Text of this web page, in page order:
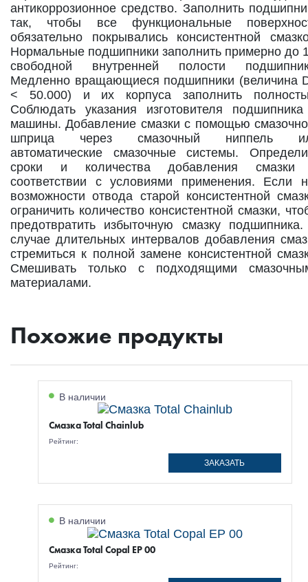
антикоррозионное средство. Заполнить
так, чтобы все функциональные
обязательно покрывались консистентной
Нормальные подшипники заполнить примерно до
свободной внутренней полости
Медленно вращающиеся подшипники (величина
< 50.000) и их корпуса заполнить
Соблюдать указания изготовителя
машины. Добавление смазки с помощью
шприца через смазочный ниппель
автоматические смазочные системы.
сроки и количества добавления
соответствии с условиями применения. Если
возможности отвода старой консистентной
ограничить количество консистентной смазки,
предотвратить избыточную смазку
случае длительных интервалов добавления
стремиться к полной замене консистентной
Смешивать только с подходящими
материалами.
Похожие продукты
В наличии
Смазка Total Chainlub
Рейтинг:
ЗАКАЗАТЬ
В наличии
Смазка Total Copal EP 00
Рейтинг: